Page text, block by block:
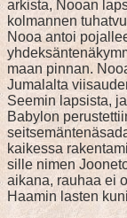
arkista, Nooan
kolmannen
Nooa antoi
maan pinnan.
Jumalalta
Seemin lapsista,
Babylon
kaikessa
sille nimen
aikana, rauhaa ei
Haamin lasten